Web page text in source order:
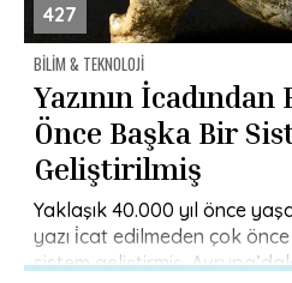
427
BILIM & TEKNOLOJI
Yazının İcadından
Önce Başka Bir
Geliştirilmiş
Yaklaşık 40.000 yıl önce
yazı i̇cat edilmeden çok
sistem geliştirmiş.